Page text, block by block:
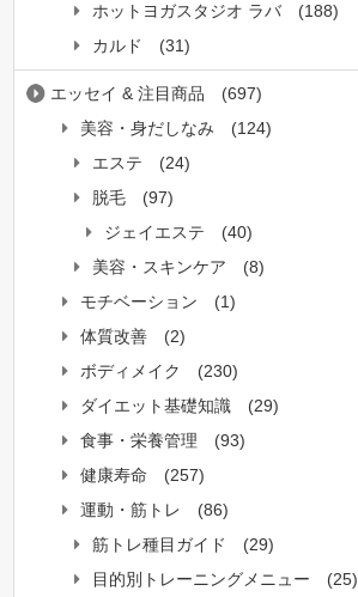
ホットヨガスタジオ ラバ
(188)
カルド
(31)
エッセイ & 注目商品
(697)
美容・身だしなみ
(124)
エステ
(24)
脱毛
(97)
ジェイエステ
(40)
美容・スキンケア
(8)
モチベーション
(1)
体質改善
(2)
ボディメイク
(230)
ダイエット基礎知識
(29)
食事・栄養管理
(93)
健康寿命
(257)
運動・筋トレ
(86)
筋トレ種目ガイド
(29)
目的別トレーニングメニュー
(25)